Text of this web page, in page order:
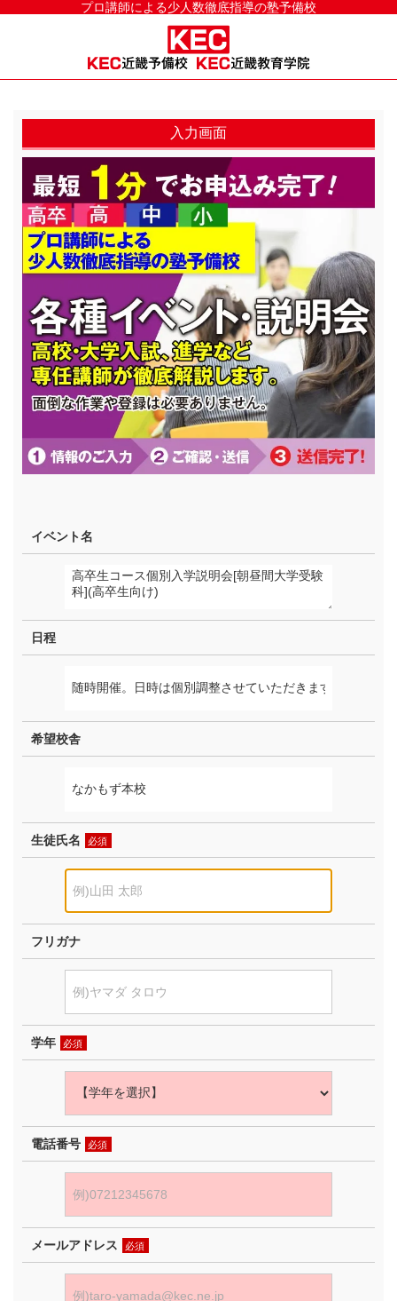
プロ講師による少人数徹底指導の塾予備校
入力画面
イベント名
日程
希望校舎
生徒氏名 必須
フリガナ
学年 必須
電話番号 必須
メールアドレス 必須